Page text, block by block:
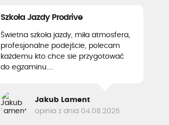
Szkoła Jazdy Prodrive
Świetna szkoła jazdy, miła atmosfera,
profesjonalne podejście, polecam
każdemu kto chce sie przygotować
do egzaminu....
Jakub Lament
opinia z dnia 04.08.2026